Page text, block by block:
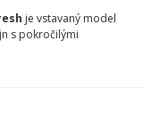
je vstavaný model
s pokročilými